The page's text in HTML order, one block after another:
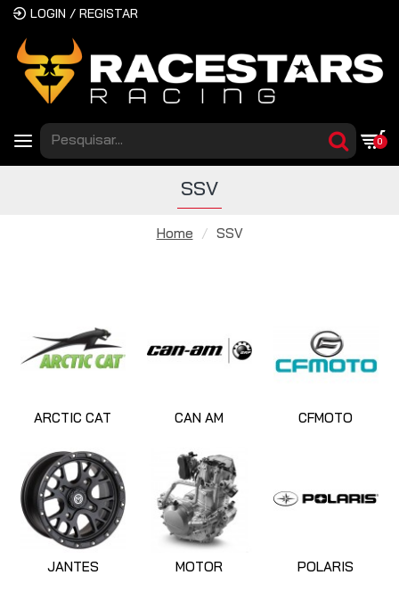
LOGIN / REGISTAR
0
Home SSV
SSV
ARCTIC CAT CAN AM CFMOTO
JANTES MOTOR POLARIS